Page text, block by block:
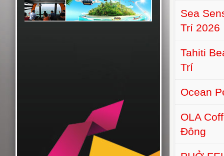
Sea
Trí 2026
Tahiti
Trí
Ocean
OLA
Đông